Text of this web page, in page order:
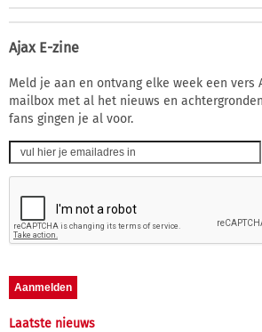
Ajax E-zine
Meld je aan en ontvang elke week een vers
mailbox met al het nieuws en
fans gingen je al voor.
Laatste nieuws